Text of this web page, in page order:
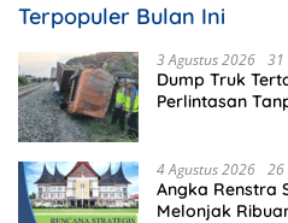
Terpopuler Bulan Ini
3 Agustus 2026 31
Dump Truk
Perlintasan
4 Agustus 2026 26
Angka Renstra
Melonjak